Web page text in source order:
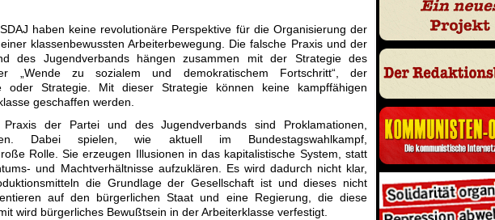
haben keine revolutionäre Perspektive für die Organisierung der
klassenbewussten Arbeiterbewegung. Die falsche Praxis und der
des Jugendverbands hängen zusammen mit der Strategie des
„Wende zu sozialem und demokratischem Fortschritt“, der
oder Strategie. Mit dieser Strategie können keine kampffähigen
geschaffen werden.
der Partei und des Jugendverbands sind Proklamationen,
Dabei spielen, wie aktuell im Bundestagswahlkampf,
Rolle. Sie erzeugen Illusionen in das kapitalistische System, statt
und Machtverhältnisse aufzuklären. Es wird dadurch nicht klar,
die Grundlage der Gesellschaft ist und dieses nicht
auf den bürgerlichen Staat und eine Regierung, die diese
wird bürgerliches Bewußtsein in der Arbeiterklasse verfestigt.